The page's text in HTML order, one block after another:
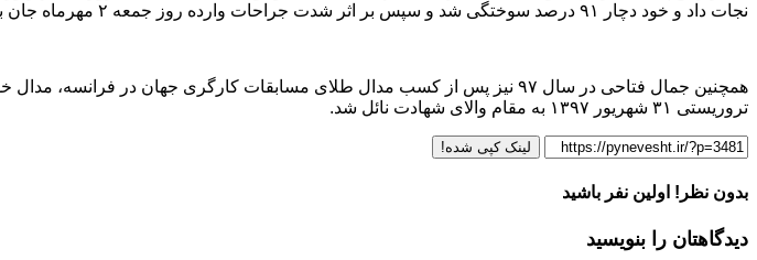
نجات داد و خود دچار ۹۱ درصد سوختگی شد و سپس بر اثر شدت جراحات وارده روز جمعه ۲ مهرماه جان به جان آفرین تسلیم کرد.
همچنین جمال فتاحی در سال ۹۷ نیز پس از کسب مدال طلای مسابقات کارگری جهان در
تروریستی ۳۱ شهریور ۱۳۹۷ به مقام والای شهادت نائل شد.
لینک کپی شده!
بدون نظر! اولین نفر باشید
دیدگاهتان را بنویسید